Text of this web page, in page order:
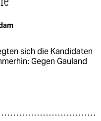
sich die Kandidaten
Gegen Gauland